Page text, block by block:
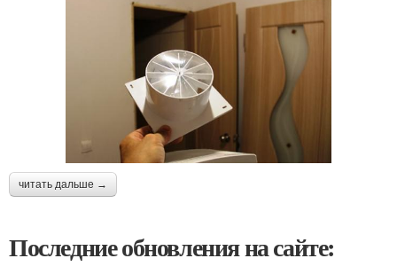
читать дальше →
Последние обновления на сайте: